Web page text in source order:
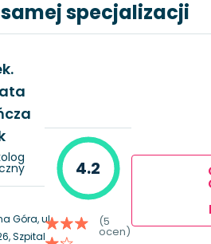
samej specjalizacji
Góra, ul.
Szpital
4.2
(5
ocen)